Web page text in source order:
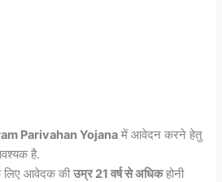
Parivahan Yojana में आवेदन करने हेतु
है.
लिए आवेदक कीउम्र 21 वर्ष से अधिकहोनी